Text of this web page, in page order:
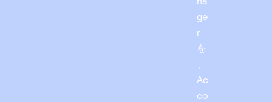
ge
r
を
Ac
co